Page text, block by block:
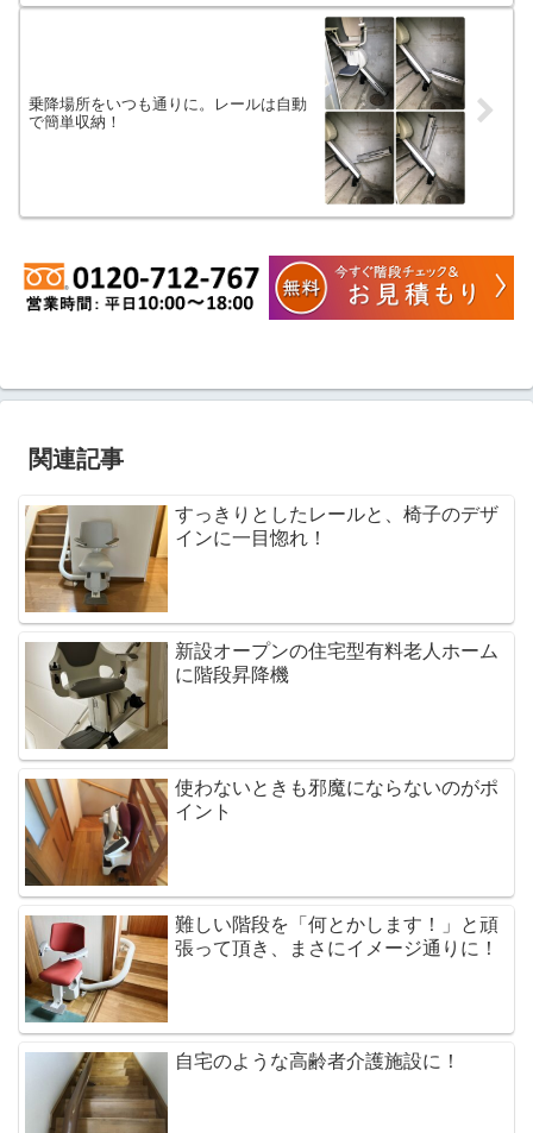
乗降場所をいつも通りに。レールは自動
で簡単収納！
関連記事
すっきりとしたレールと、椅子のデザ
インに一目惚れ！
新設オープンの住宅型有料老人ホーム
に階段昇降機
使わないときも邪魔にならないのがポ
イント
難しい階段を「何とかします！」と頑
張って頂き、まさにイメージ通りに！
自宅のような高齢者介護施設に！